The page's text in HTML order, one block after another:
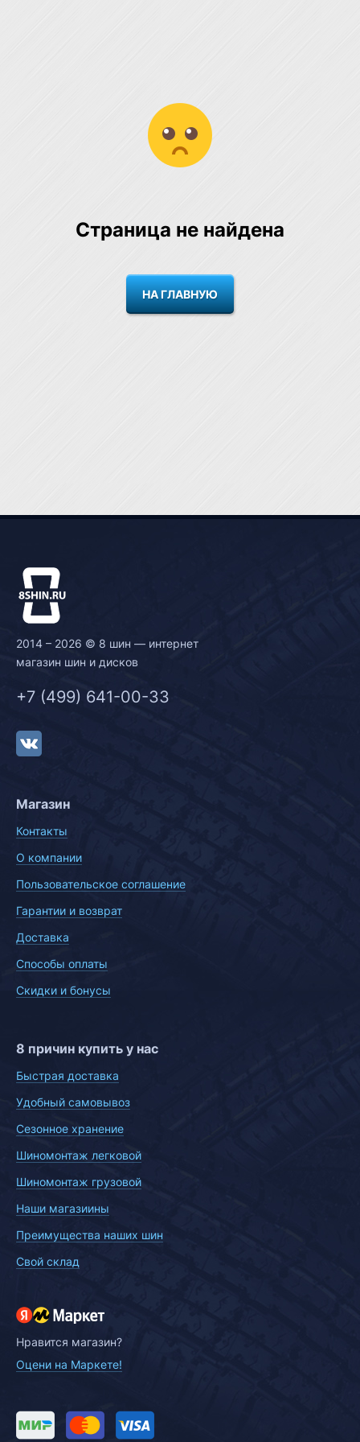
Страница не найдена
НА ГЛАВНУЮ
2014 – 2026 © 8 шин — интернет
магазин шин и дисков
+7 (499) 641-00-33
Магазин
Контакты
О компании
Пользовательское соглашение
Гарантии и возврат
Доставка
Способы оплаты
Скидки и бонусы
8 причин купить у нас
Быстрая доставка
Удобный самовывоз
Сезонное хранение
Шиномонтаж легковой
Шиномонтаж грузовой
Наши магазиины
Преимущества наших шин
Свой склад
Нравится магазин?
Оцени на Маркете!